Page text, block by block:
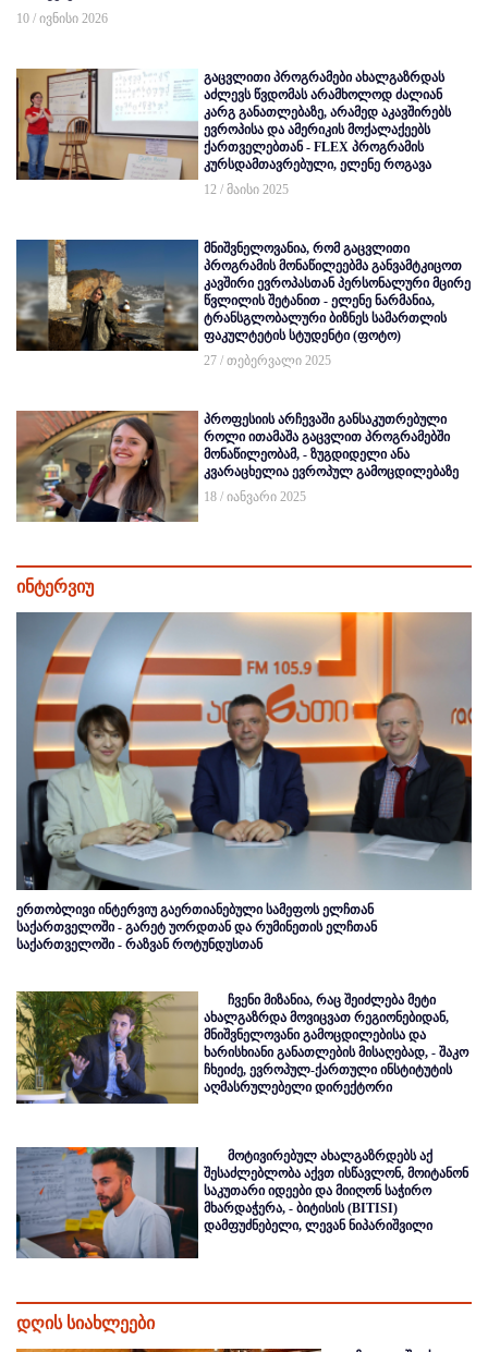
10 / ივნისი 2026
გაცვლითი პროგრამები ახალგაზრდას
აძლევს წვდომას არამხოლოდ ძალიან
კარგ განათლებაზე, არამედ აკავშირებს
ევროპისა და ამერიკის მოქალაქეებს
ქართველებთან - FLEX პროგრამის
კურსდამთავრებული, ელენე როგავა
12 / მაისი 2025
მნიშვნელოვანია, რომ გაცვლითი
პროგრამის მონაწილეებმა განვამტკიცოთ
კავშირი ევროპასთან პერსონალური მცირე
წვლილის შეტანით - ელენე ნარმანია,
ტრანსგლობალური ბიზნეს სამართლის
ფაკულტეტის სტუდენტი (ფოტო)
27 / თებერვალი 2025
პროფესიის არჩევაში განსაკუთრებული
როლი ითამაშა გაცვლით პროგრამებში
მონაწილეობამ, - ზუგდიდელი ანა
კვარაცხელია ევროპულ გამოცდილებაზე
18 / იანვარი 2025
ინტერვიუ
ერთობლივი ინტერვიუ გაერთიანებული სამეფოს ელჩთან
საქართველოში - გარეტ უორდთან და რუმინეთის ელჩთან
საქართველოში - რაზვან როტუნდუსთან
ჩვენი მიზანია, რაც შეიძლება მეტი
ახალგაზრდა მოვიცვათ რეგიონებიდან,
მნიშვნელოვანი გამოცდილებისა და
ხარისხიანი განათლების მისაღებად, - შაკო
ჩხეიძე, ევროპულ-ქართული ინსტიტუტის
აღმასრულებელი დირექტორი
მოტივირებულ ახალგაზრდებს აქ
შესაძლებლობა აქვთ ისწავლონ, მოიტანონ
საკუთარი იდეები და მიიღონ საჭირო
მხარდაჭერა, - ბიტისის (BITISI)
დამფუძნებელი, ლევან ნიპარიშვილი
დღის სიახლეები